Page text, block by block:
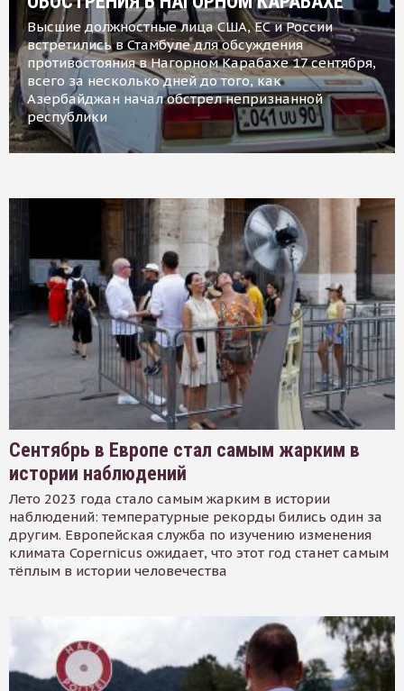
Высшие должностные лица США, ЕС и России
встретились в Стамбуле для обсуждения
противостояния в Нагорном Карабахе 17 сентября,
всего за несколько дней до того, как
Азербайджан начал обстрел непризнанной
республики
Сентябрь в Европе стал самым жарким в
истории наблюдений
Лето 2023 года стало самым жарким в истории
наблюдений: температурные рекорды бились один за
другим. Европейская служба по изучению изменения
климата Copernicus ожидает, что этот год станет самым
тёплым в истории человечества